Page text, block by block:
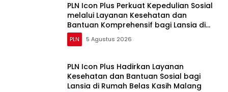
PLN Icon Plus Perkuat Kepedulian Sosial
melalui Layanan Kesehatan dan
Bantuan Komprehensif bagi Lansia di
Malang
PLN 5 Agustus 2026
PLN Icon Plus Hadirkan Layanan
Kesehatan dan Bantuan Sosial bagi
Lansia di Rumah Belas Kasih Malang